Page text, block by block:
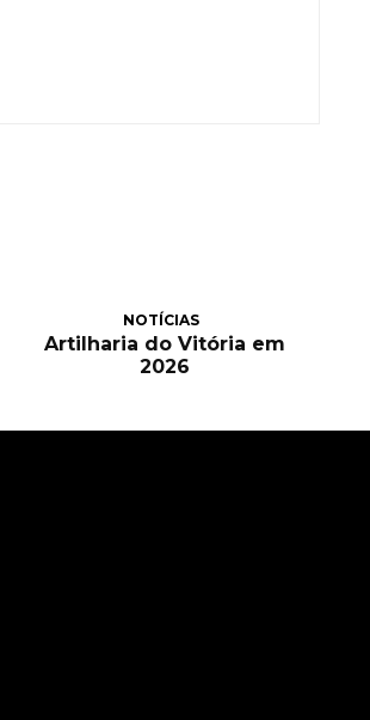
NOTÍCIAS
Artilharia do Vitória em
2026